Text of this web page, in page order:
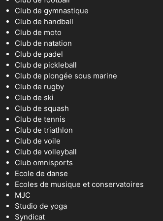
Club de gymnastique
Club de handball
Club de moto
Club de natation
Club de padel
Club de pickleball
Club de plongée sous marine
Club de rugby
Club de ski
Club de squash
Club de tennis
Club de triathlon
Club de voile
Club de volleyball
Club omnisports
Ecole de danse
Ecoles de musique et conservatoires
MJC
Studio de yoga
Syndicat